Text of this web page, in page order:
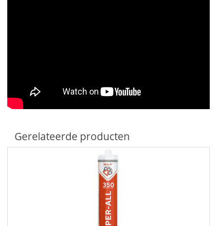
Gerelateerde producten